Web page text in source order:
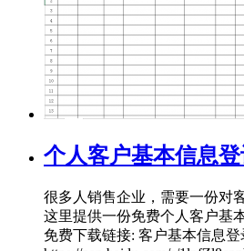
个人客户基本信息
很多人销售企业，需要一份对
这里提供一份免费个人客户基
免费下载链接: 客户基本信息登